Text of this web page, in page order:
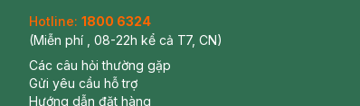
Hotline: 1800 6324
(Miễn phí , 08-22h kể cả T7, CN)
Các câu hỏi thường gặp
Gửi yêu cầu hỗ trợ
Hướng dẫn đặt hàng